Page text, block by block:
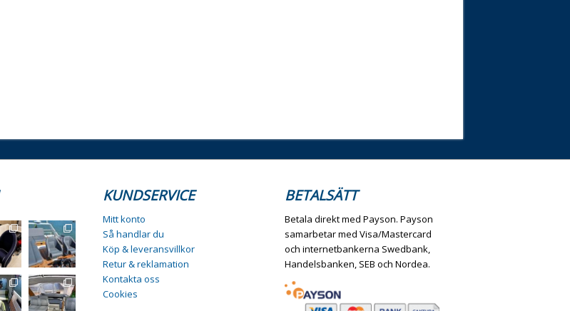
KUNDSERVICE
Mitt konto
Så handlar du
Köp & leveransvillkor
Retur & reklamation
Kontakta oss
Cookies
BETALSÄTT
Betala direkt med Payson. Payson
samarbetar med Visa/Mastercard
och internetbankerna Swedbank,
Handelsbanken, SEB och Nordea.